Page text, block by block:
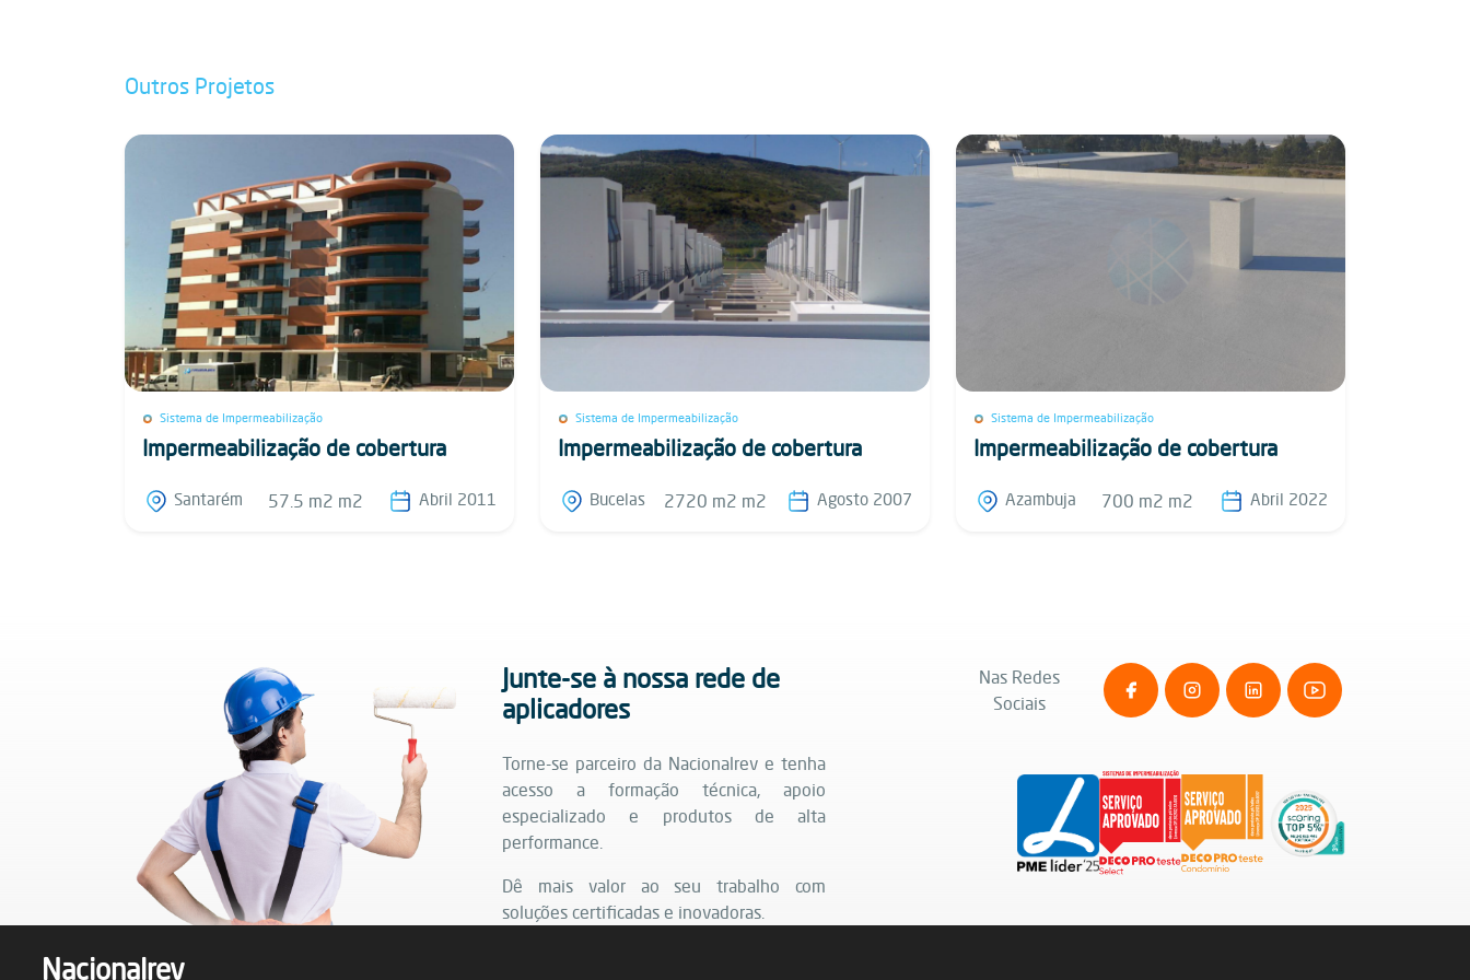
Outros Projetos
Sistema de Impermeabilização
Impermeabilização de cobertura
Santarém 57.5 m2 m2 Abril 2011
Sistema de Impermeabilização
Impermeabilização de cobertura
Bucelas 2720 m2 m2 Agosto 2007
Sistema de Impermeabilização
Impermeabilização de cobertura
Azambuja 700 m2 m2 Abril 2022
Junte-se à nossa rede de
aplicadores
Torne-se parceiro da Nacionalrev e tenha
acesso a formação técnica, apoio
especializado e produtos de alta
performance.
Dê mais valor ao seu trabalho com
soluções certificadas e inovadoras.
Nas Redes
Sociais
Nacionalrev